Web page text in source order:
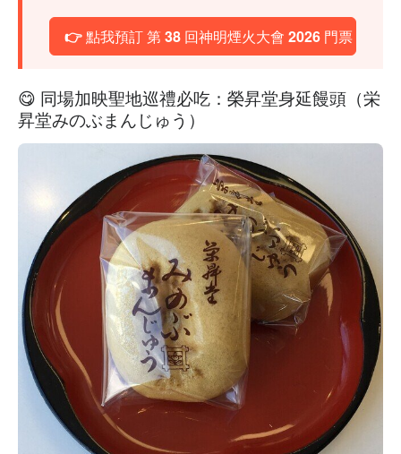
👉 點我預訂 第 38 回神明煙火大會 2026 門票
😋 同場加映聖地巡禮必吃：榮昇堂身延饅頭（栄
昇堂みのぶまんじゅう）